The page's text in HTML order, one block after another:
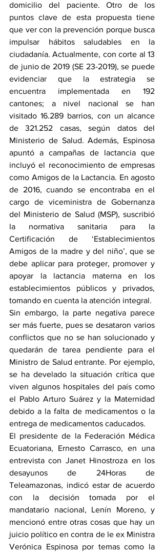
domicilio del paciente. Otro de los
puntos clave de esta propuesta tiene
que ver con la prevención porque busca
impulsar hábitos saludables en la
ciudadanía. Actualmente, con corte al 13
de junio de 2019 (SE 23-2019), se puede
evidenciar que la estrategia se
encuentra implementada en 192
cantones; a nivel nacional se han
visitado 16.289 barrios, con un alcance
de 321.252 casas, según datos del
Ministerio de Salud. Además, Espinosa
apuntó a campañas de lactancia que
incluyó el reconocimiento de empresas
como Amigos de la Lactancia. En agosto
de 2016, cuando se encontraba en el
cargo de viceministra de Gobernanza
del Ministerio de Salud (MSP), suscribió
la normativa sanitaria para la
Certificación de ‘Establecimientos
Amigos de la madre y del niño’, que se
debe aplicar para proteger, promover y
apoyar la lactancia materna en los
establecimientos públicos y privados,
tomando en cuenta la atención integral.
Sin embargo, la parte negativa parece
ser más fuerte, pues se desataron varios
conflictos que no se han solucionado y
quedarán de tarea pendiente para el
Ministro de Salud entrante. Por ejemplo,
se ha develado la situación crítica que
viven algunos hospitales del país como
el Pablo Arturo Suárez y la Maternidad
debido a la falta de medicamentos o la
entrega de medicamentos caducados.
El presidente de la Federación Médica
Ecuatoriana, Ernesto Carrasco, en una
entrevista con Janet Hinostroza en los
desayunos de 24Horas de
Teleamazonas, indicó estar de acuerdo
con la decisión tomada por el
mandatario nacional, Lenín Moreno, y
mencionó entre otras cosas que hay un
juicio político en contra de le ex Ministra
Verónica Espinosa por temas como la